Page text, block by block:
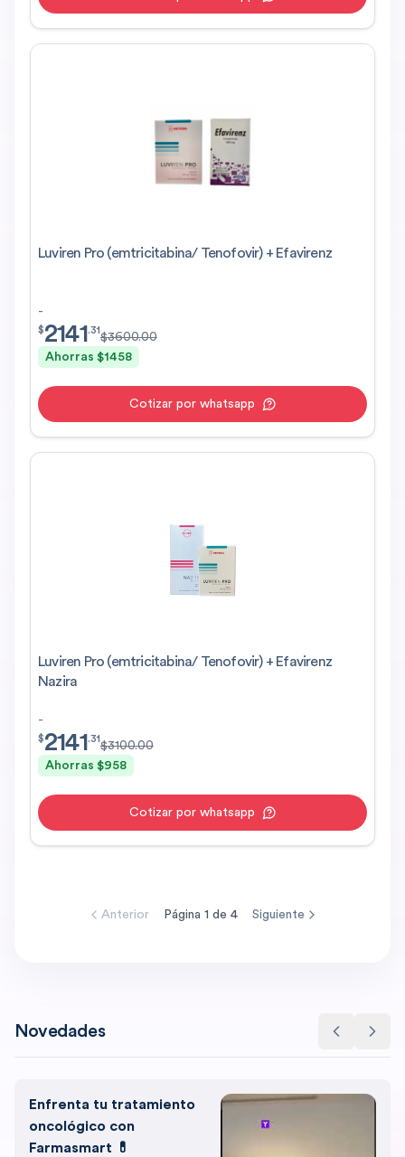
Luviren Pro (emtricitabina/ Tenofovir) + Efavirenz
-
$2141.31
$2141.31
$3600.00
Ahorras $1458
Cotizar por whatsapp
Luviren Pro (emtricitabina/ Tenofovir) + Efavirenz
Nazira
-
$2141.31
$2141.31
$3100.00
Ahorras $958
Cotizar por whatsapp
Anterior Página 1 de 4 Siguiente
Novedades
Enfrenta tu tratamiento
oncológico con
Farmasmart 💊